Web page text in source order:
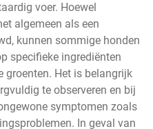
voer. Hoewel
algemeen als een
kunnen sommige honden
specifieke ingrediënten
groenten. Het is belangrijk
te observeren en bij
symptomen zoals
In geval van